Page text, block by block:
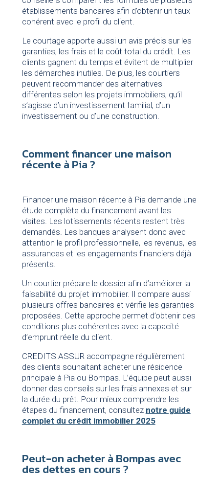
établissements bancaires afin d’obtenir un taux
cohérent avec le profil du client.
Le courtage apporte aussi un avis précis sur les
garanties, les frais et le coût total du crédit. Les
clients gagnent du temps et évitent de multiplier
les démarches inutiles. De plus, les courtiers
peuvent recommander des alternatives
différentes selon les projets immobiliers, qu’il
s’agisse d’un investissement familial, d’un
investissement ou d’une construction.
Comment financer une maison
récente à Pia ?
Financer une maison récente à Pia demande une
étude complète du financement avant les
visites. Les lotissements récents restent très
demandés. Les banques analysent donc avec
attention le profil professionnelle, les revenus, les
assurances et les engagements financiers déjà
présents.
Un courtier prépare le dossier afin d’améliorer la
faisabilité du projet immobilier. Il compare aussi
plusieurs offres bancaires et vérifie les garanties
proposées. Cette approche permet d’obtenir des
conditions plus cohérentes avec la capacité
d’emprunt réelle du client.
CREDITS ASSUR accompagne régulièrement
des clients souhaitant acheter une résidence
principale à Pia ou Bompas. L’équipe peut aussi
donner des conseils sur les frais annexes et sur
la durée du prêt. Pour mieux comprendre les
étapes du financement, consultez notre guide
complet du crédit immobilier 2025
Peut-on acheter à Bompas avec
des dettes en cours ?